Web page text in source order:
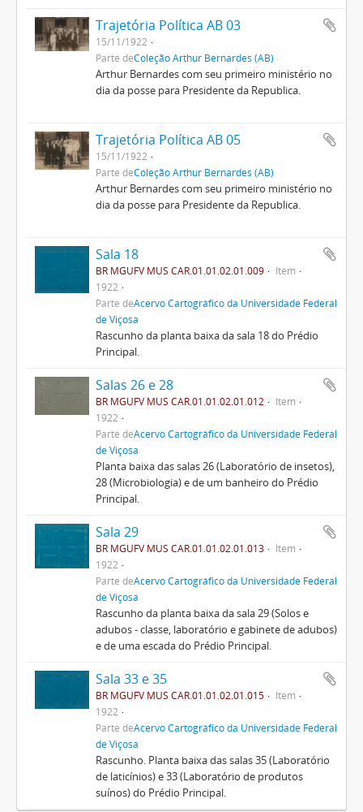
Trajetória Política AB 03
15/11/1922
Parte deColeção Arthur Bernardes (AB)
Arthur Bernardes com seu primeiro ministério no
dia da posse para Presidente da Republica.
Trajetória Política AB 05
15/11/1922
Parte deColeção Arthur Bernardes (AB)
Arthur Bernardes com seu primeiro ministério no
dia da posse para Presidente da Republica.
Sala 18
BR MGUFV MUS CAR.01.01.02.01.009
Item
1922
Parte deAcervo Cartográfico da Universidade Federal
de Viçosa
Rascunho da planta baixa da sala 18 do Prédio
Principal.
Salas 26 e 28
BR MGUFV MUS CAR.01.01.02.01.012
Item
1922
Parte deAcervo Cartográfico da Universidade Federal
de Viçosa
Planta baixa das salas 26 (Laboratório de insetos),
28 (Microbiologia) e de um banheiro do Prédio
Principal.
Sala 29
BR MGUFV MUS CAR.01.01.02.01.013
Item
1922
Parte deAcervo Cartográfico da Universidade Federal
de Viçosa
Rascunho da planta baixa da sala 29 (Solos e
adubos - classe, laboratório e gabinete de adubos)
e de uma escada do Prédio Principal.
Sala 33 e 35
BR MGUFV MUS CAR.01.01.02.01.015
Item
1922
Parte deAcervo Cartográfico da Universidade Federal
de Viçosa
Rascunho. Planta baixa das salas 35 (Laboratório
de laticínios) e 33 (Laboratório de produtos
suínos) do Prédio Principal.